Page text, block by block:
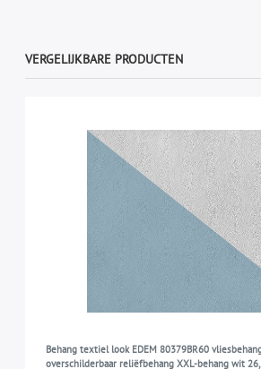
VERGELIJKBARE PRODUCTEN
Behang textiel look EDEM 80379BR60
overschilderbaar reliëfbehang XXL-behang wit